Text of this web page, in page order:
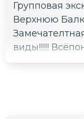
Групповая
Верхнюю
виды!!!!!